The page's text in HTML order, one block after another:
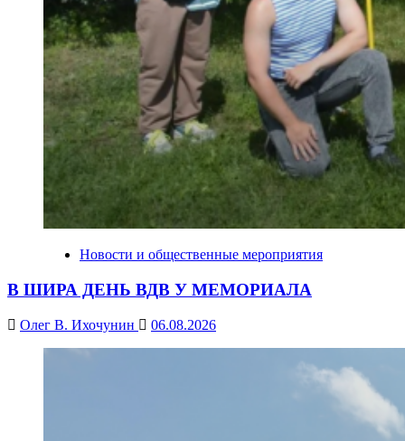
Новости и общественные мероприятия
В ШИРА ДЕНЬ ВДВ У МЕМОРИАЛА
Олег В. Ихочунин 06.08.2026